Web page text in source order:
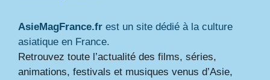
AsieMagFrance.fr est un site dédié à la culture
asiatique en France.
Retrouvez toute l’actualité des films, séries,
animations, festivals et musiques venus d’Asie,